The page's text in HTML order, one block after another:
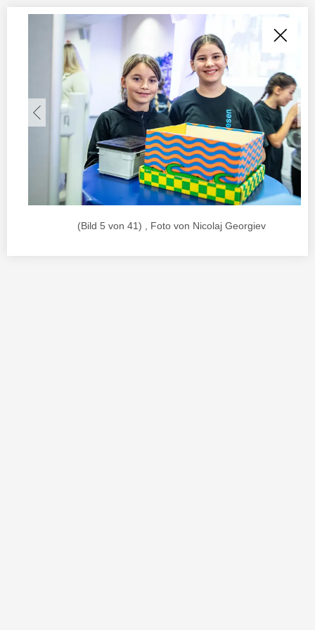
(Bild 5 von 41) , Foto von Nicolaj Georgiev